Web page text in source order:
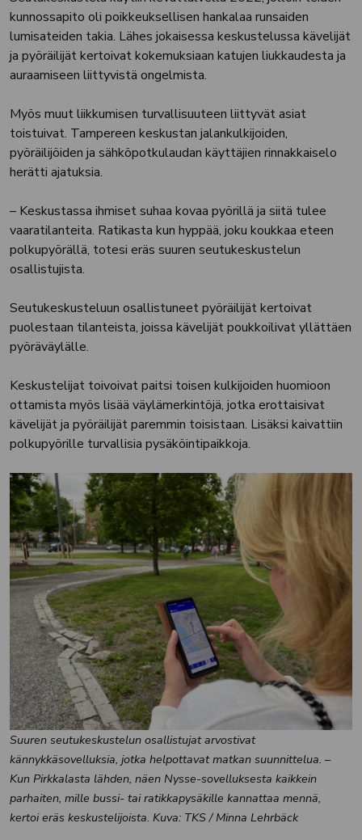
kunnossapito oli poikkeuksellisen hankalaa runsaiden
lumisateiden takia. Lähes jokaisessa keskustelussa kävelijät
ja pyöräilijät kertoivat kokemuksiaan katujen liukkaudesta ja
auraamiseen liittyvistä ongelmista.
Myös muut liikkumisen turvallisuuteen liittyvät asiat
toistuivat. Tampereen keskustan jalankulkijoiden,
pyöräilijöiden ja sähköpotkulaudan käyttäjien rinnakkaiselo
herätti ajatuksia.
– Keskustassa ihmiset suhaa kovaa pyörillä ja siitä tulee
vaaratilanteita. Ratikasta kun hyppää, joku koukkaa eteen
polkupyörällä, totesi eräs suuren seutukeskustelun
osallistujista.
Seutukeskusteluun osallistuneet pyöräilijät kertoivat
puolestaan tilanteista, joissa kävelijät poukkoilivat yllättäen
pyöräväylälle.
Keskustelijat toivoivat paitsi toisen kulkijoiden huomioon
ottamista myös lisää väylämerkintöjä, jotka erottaisivat
kävelijät ja pyöräilijät paremmin toisistaan. Lisäksi kaivattiin
polkupyörille turvallisia pysäköintipaikkoja.
Suuren seutukeskustelun osallistujat arvostivat
kännykkäsovelluksia, jotka helpottavat matkan suunnittelua. –
Kun Pirkkalasta lähden, näen Nysse-sovelluksesta kaikkein
parhaiten, mille bussi- tai ratikkapysäkille kannattaa mennä,
kertoi eräs keskustelijoista. Kuva: TKS / Minna Lehrbäck